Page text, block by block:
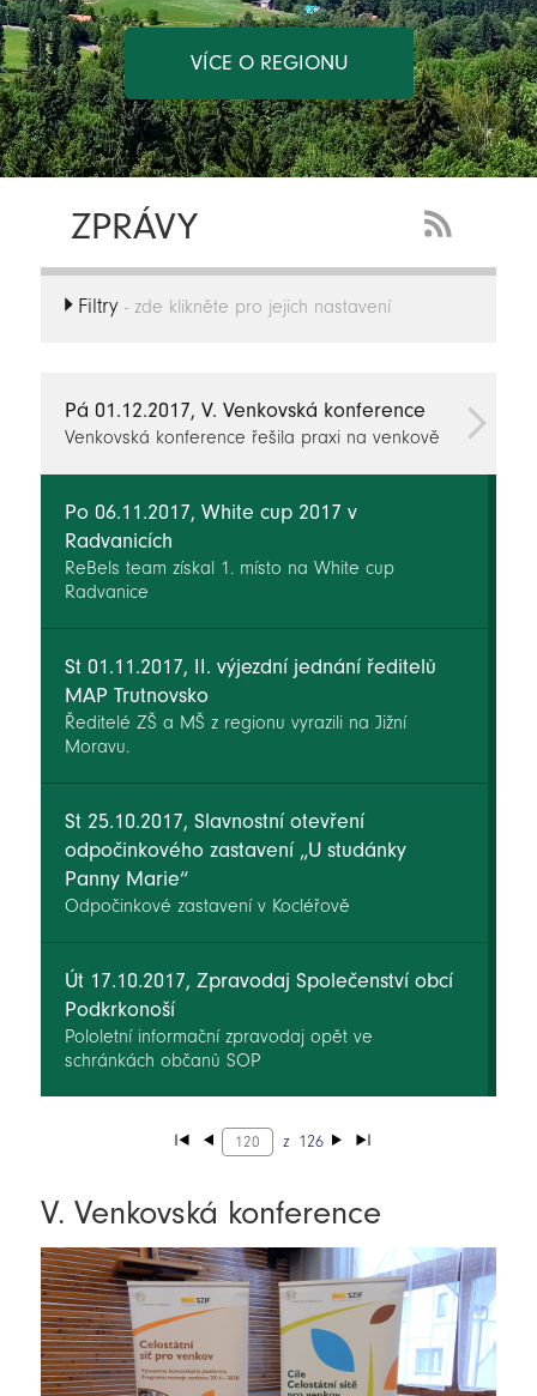
VÍCE O REGIONU
ZPRÁVY
Feed
Filtry- zde klikněte pro jejich nastavení
Pá 01.12.2017, V. Venkovská konference
Venkovská konference řešila praxi na venkově
Po 06.11.2017, White cup 2017 v
Radvanicích
ReBels team získal 1. místo na White cup
Radvanice
St 01.11.2017, II. výjezdní jednání ředitelů
MAP Trutnovsko
Ředitelé ZŠ a MŠ z regionu vyrazili na Jižní
Moravu.
St 25.10.2017, Slavnostní otevření
odpočinkového zastavení „U studánky
Panny Marie“
Odpočinkové zastavení v Kocléřově
Út 17.10.2017, Zpravodaj Společenství obcí
Podkrkonoší
Pololetní informační zpravodaj opět ve
schránkách občanů SOP
z 126
V. Venkovská konference